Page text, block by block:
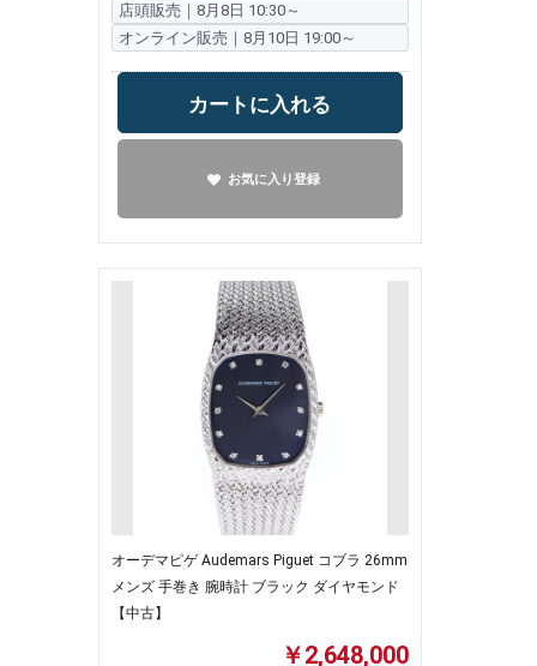
店頭販売｜8月8日 10:30～
オンライン販売｜8月10日 19:00～
カートに入れる
お気に入り登録
オーデマピゲ Audemars Piguet コブラ 26mm
メンズ 手巻き 腕時計 ブラック ダイヤモンド
【中古】
￥2,648,000